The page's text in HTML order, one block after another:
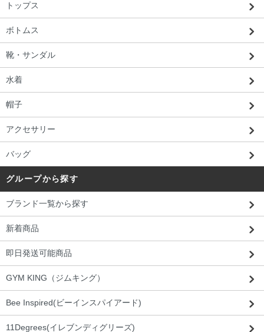
トップス
ボトムス
靴・サンダル
水着
帽子
アクセサリー
バッグ
グループから探す
ブランド一覧から探す
新着商品
即日発送可能商品
GYM KING（ジムキング）
Bee Inspired(ビーインスパイアード)
11Degrees(イレブンディグリーズ)